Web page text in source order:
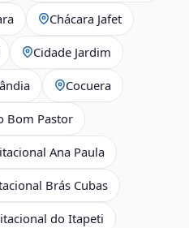
Chácara Jafet
Cidade Jardim
Cocuera
Bom Pastor
Ana Paula
Brás Cubas
do Itapeti